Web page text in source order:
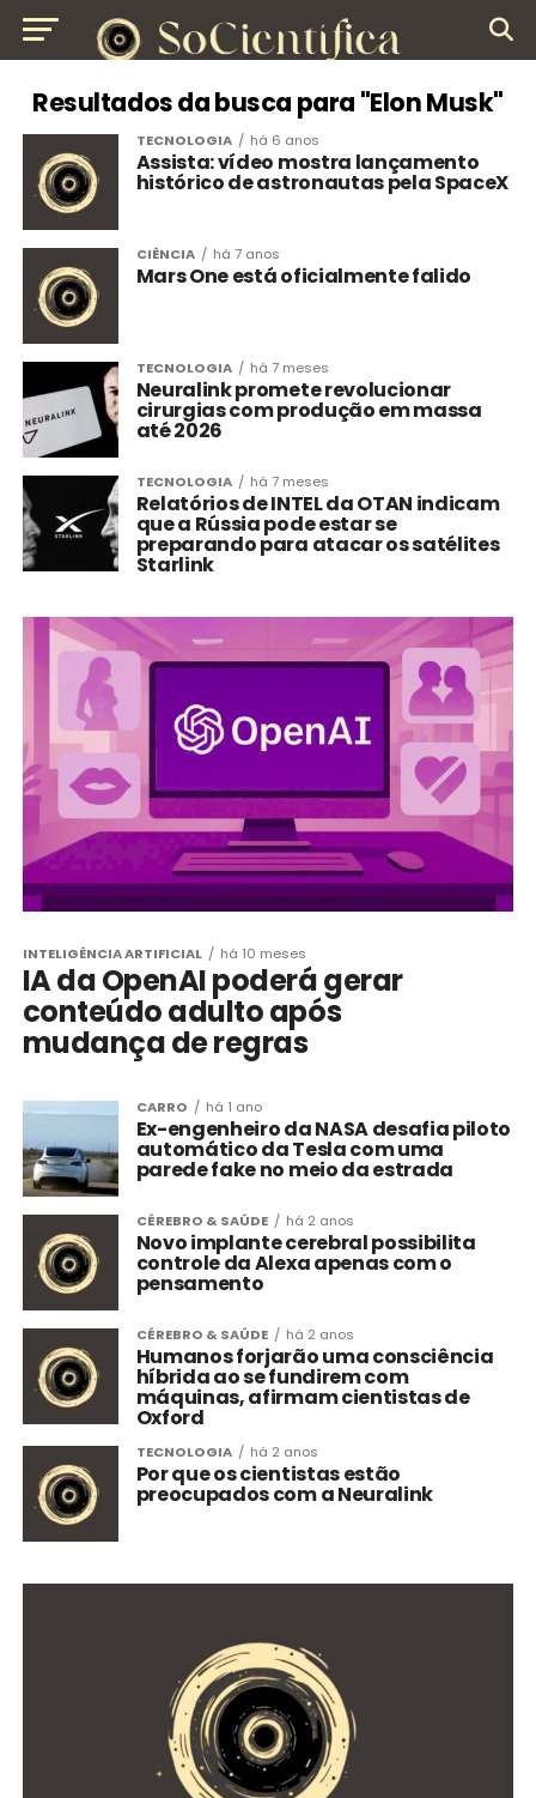
Resultados da busca para "Elon Musk"
TECNOLOGIA há 6 anos
Assista: vídeo mostra lançamento
histórico de astronautas pela SpaceX
CIÊNCIA há 7 anos
Mars One está oficialmente falido
TECNOLOGIA há 7 meses
Neuralink promete revolucionar
cirurgias com produção em massa
até 2026
TECNOLOGIA há 7 meses
Relatórios de INTEL da OTAN indicam
que a Rússia pode estar se
preparando para atacar os satélites
Starlink
INTELIGÊNCIA ARTIFICIAL há 10 meses
IA da OpenAI poderá gerar
conteúdo adulto após
mudança de regras
CARRO há 1 ano
Ex-engenheiro da NASA desafia piloto
automático da Tesla com uma
parede fake no meio da estrada
CÉREBRO & SAÚDE há 2 anos
Novo implante cerebral possibilita
controle da Alexa apenas com o
pensamento
CÉREBRO & SAÚDE há 2 anos
Humanos forjarão uma consciência
híbrida ao se fundirem com
máquinas, afirmam cientistas de
Oxford
TECNOLOGIA há 2 anos
Por que os cientistas estão
preocupados com a Neuralink